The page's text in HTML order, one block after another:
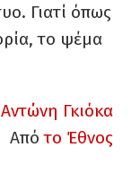
Γιατί όπως
το ψέμα
Αντώνη Γκιόκα
Απότο Έθνος